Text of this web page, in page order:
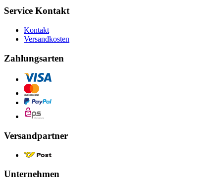
Service Kontakt
Kontakt
Versandkosten
Zahlungsarten
Versandpartner
Unternehmen